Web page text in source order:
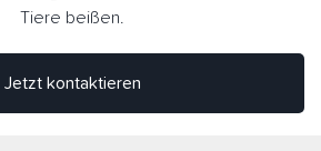
Jetzt kontaktieren
Tiere beißen.